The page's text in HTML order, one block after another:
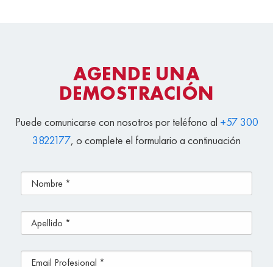
AGENDE UNA
DEMOSTRACIÓN
Puede comunicarse con nosotros por teléfono al +57 300
3822177, o complete el formulario a continuación